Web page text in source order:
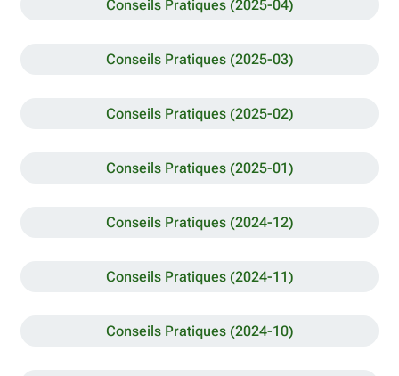
Conseils Pratiques (2025-04)
Conseils Pratiques (2025-03)
Conseils Pratiques (2025-02)
Conseils Pratiques (2025-01)
Conseils Pratiques (2024-12)
Conseils Pratiques (2024-11)
Conseils Pratiques (2024-10)